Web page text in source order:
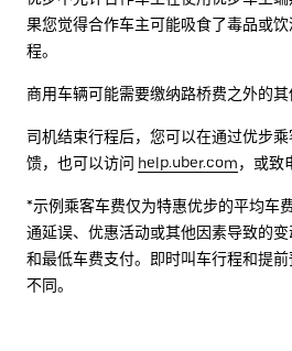
果您觉得合作车主可能吸食了毒品或
程。
商用车辆可能需要缴纳路桥费之外的其
司机结束行程后，您可以在通过优步
馈，也可以访问 help.uber.com，或致
*示例乘客车费仅为特惠优步的平均车
通延误、优惠活动或其他因素导致的
和最低车费支付。即时叫车行程和提
不同。